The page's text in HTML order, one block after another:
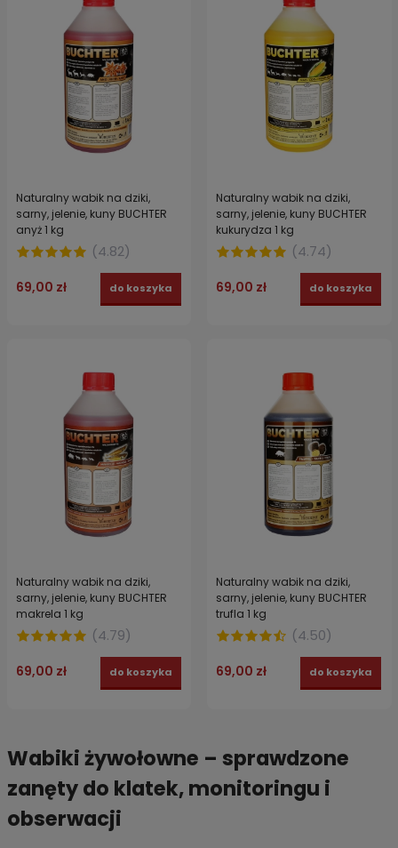
Naturalny wabik na dziki,
sarny, jelenie, kuny BUCHTER
anyż 1 kg
(4.82)
69,00 zł do koszyka
Naturalny wabik na dziki,
sarny, jelenie, kuny BUCHTER
kukurydza 1 kg
(4.74)
69,00 zł do koszyka
Naturalny wabik na dziki,
sarny, jelenie, kuny BUCHTER
makrela 1 kg
(4.79)
69,00 zł do koszyka
Naturalny wabik na dziki,
sarny, jelenie, kuny BUCHTER
trufla 1 kg
(4.50)
69,00 zł do koszyka
Wabiki żywołowne – sprawdzone
zanęty do klatek, monitoringu i
obserwacji